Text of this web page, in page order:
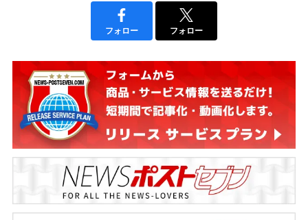
フォロー フォロー